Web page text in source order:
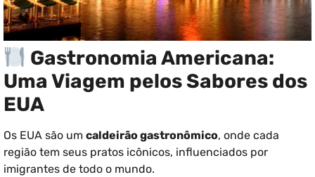
Gastronomia Americana:
Uma Viagem pelos Sabores dos
EUA
Os EUA são um caldeirão gastronômico, onde cada
região tem seus pratos icônicos, influenciados por
imigrantes de todo o mundo.